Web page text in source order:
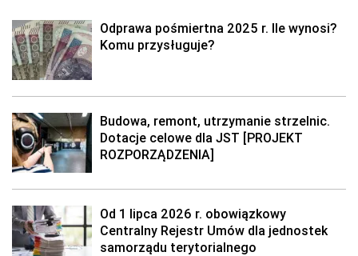
Odprawa pośmiertna 2025 r. Ile wynosi?
Komu przysługuje?
Budowa, remont, utrzymanie strzelnic.
Dotacje celowe dla JST [PROJEKT
ROZPORZĄDZENIA]
Od 1 lipca 2026 r. obowiązkowy
Centralny Rejestr Umów dla jednostek
samorządu terytorialnego